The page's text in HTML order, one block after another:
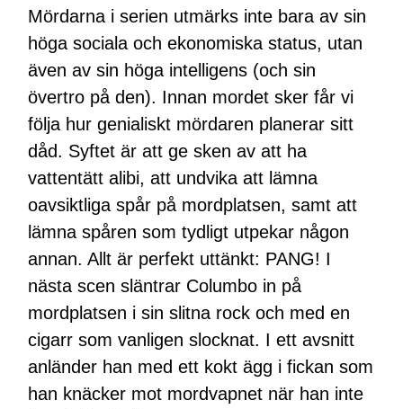
Mördarna i serien utmärks inte bara av sin
höga sociala och ekonomiska status, utan
även av sin höga intelligens (och sin
övertro på den). Innan mordet sker får vi
följa hur genialiskt mördaren planerar sitt
dåd. Syftet är att ge sken av att ha
vattentätt alibi, att undvika att lämna
oavsiktliga spår på mordplatsen, samt att
lämna spåren som tydligt utpekar någon
annan. Allt är perfekt uttänkt: PANG! I
nästa scen släntrar Columbo in på
mordplatsen i sin slitna rock och med en
cigarr som vanligen slocknat. I ett avsnitt
anländer han med ett kokt ägg i fickan som
han knäcker mot mordvapnet när han inte